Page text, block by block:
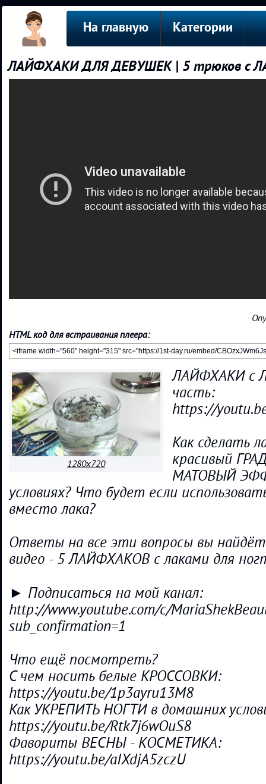
На главную Категории
ЛАЙФХАКИ ДЛЯ ДЕВУШЕК | 5 трюков с
HTML код для встраивания плеера:
1280x720
ЛАЙФХАКИ с
часть:
https://
Как сделать
красивый
МАТОВЫЙ
условиях? Что будет если
вместо лака?
Ответы на все эти вопросы вы
видео - 5 ЛАЙФХАКОВ с лаками для
► Подписаться на мой канал:
http://www.youtube.com/c/
sub_confirmation=1
Что ещё посмотреть?
С чем носить белые КРОССОВКИ:
https://youtu.be/1p3ayru13M8
Как УКРЕПИТЬ НОГТИ в домашних
https://youtu.be/Rtk7j6wOuS8
Фавориты ВЕСНЫ - КОСМЕТИКА:
https://youtu.be/aIXdjA5zczU